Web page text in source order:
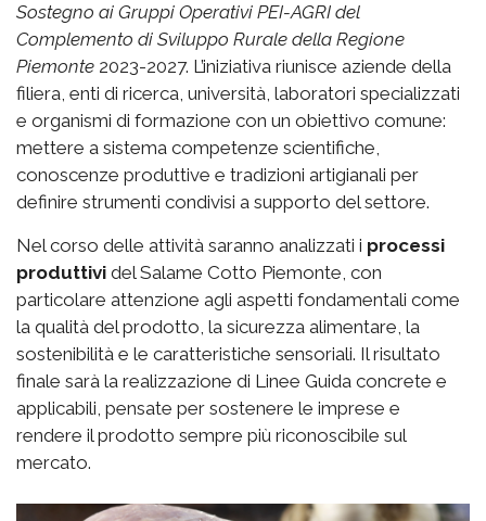
Sostegno ai Gruppi Operativi PEI-AGRI del
Complemento di Sviluppo Rurale della Regione
Piemonte 2023-2027. L’iniziativa riunisce aziende della
filiera, enti di ricerca, università, laboratori specializzati
e organismi di formazione con un obiettivo comune:
mettere a sistema competenze scientifiche,
conoscenze produttive e tradizioni artigianali per
definire strumenti condivisi a supporto del settore.
Nel corso delle attività saranno analizzati i processi
produttivi del Salame Cotto Piemonte, con
particolare attenzione agli aspetti fondamentali come
la qualità del prodotto, la sicurezza alimentare, la
sostenibilità e le caratteristiche sensoriali. Il risultato
finale sarà la realizzazione di Linee Guida concrete e
applicabili, pensate per sostenere le imprese e
rendere il prodotto sempre più riconoscibile sul
mercato.